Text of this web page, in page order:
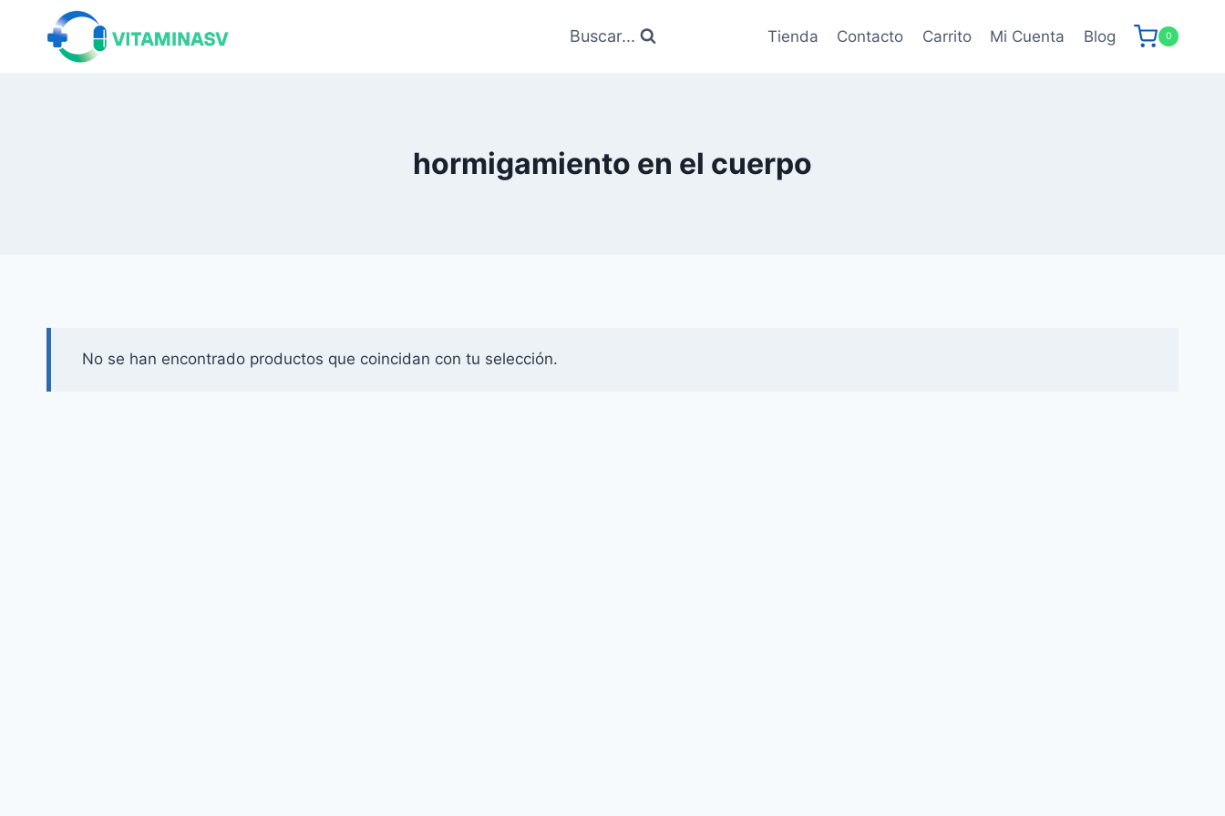
contenido
Buscar... Tienda Contacto Carrito Mi Cuenta Blog 0
hormigamiento en el cuerpo
No se han encontrado productos que coincidan con tu selección.